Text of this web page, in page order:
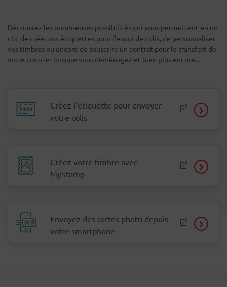
Créez l'étiquette pour envoyer
votre colis
Créez votre timbre avec
MyStamp
Envoyez des cartes photo depuis
votre smartphone
Découvrez les nombreuses possibilités qui vous permettent en un
clic de créer vos étiquettes pour l'envoi de colis, de personnaliser
vos timbres ou encore de souscrire un contrat pour le transfert de
votre courrier lorsque vous déménagez et bien plus encore...